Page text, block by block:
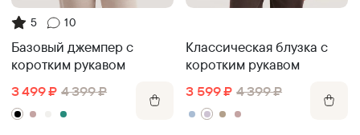
5 10
Базовый джемпер с
коротким рукавом
3 499 ₽ 4 399 ₽
Классическая блузка с
коротким рукавом
3 599 ₽ 4 399 ₽